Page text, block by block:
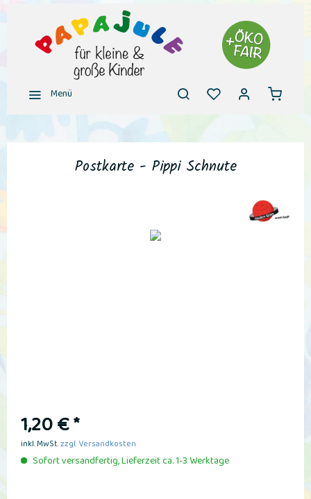
Menü
Postkarte - Pippi Schnute
1,20 € *
inkl. MwSt.zzgl. Versandkosten
Sofort versandfertig, Lieferzeit ca. 1-3 Werktage